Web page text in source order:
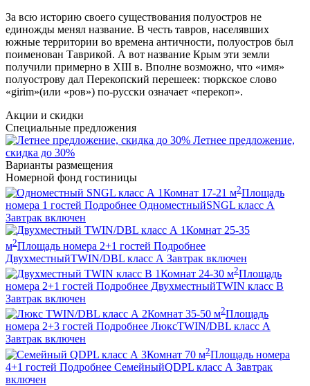
За всю историю своего существования полуостров не
единожды менял название. В честь тавров, населявших
южные территории во времена античности, полуостров был
поименован Таврикой. А вот название Крым эти земли
получили примерно в XIII в. Вполне возможно, что «имя»
полуострову дал Перекопский перешеек: тюркское слово
«girim»(или «ров») по-русски означает «перекоп».
Акции и скидки
Специальные предложения
Летнее предложение,
скидка до 30%
Варианты размещения
Номерной фонд гостиницы
1Комнат 17-21 м2Площадь
номера 1 гостей Подробнее ОдноместныйSNGL класс А
Завтрак включен
1Комнат 25-35
м2Площадь номера 2+1 гостей Подробнее
ДвухместныйTWIN/DBL класс А Завтрак включен
1Комнат 24-30 м2Площадь
номера 2+1 гостей Подробнее ДвухместныйTWIN класс В
Завтрак включен
2Комнат 35-50 м2Площадь
номера 2+3 гостей Подробнее ЛюксTWIN/DBL класс А
Завтрак включен
3Комнат 70 м2Площадь номера
4+1 гостей Подробнее СемейныйQDPL класс А Завтрак
включен